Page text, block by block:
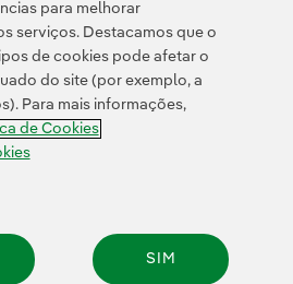
Política de Privacidade Informação legal
Política de cookies Configuração de cookies
Canal de denúncias
S.A. Todos os direitos reservados.
para melhorar
serviços. Destacamos que o
de cookies pode afetar o
do site (por exemplo, a
Para mais informações,
de Cookies
SIM